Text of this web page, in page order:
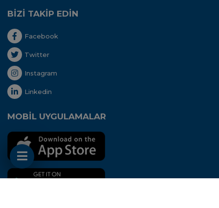
BİZİ TAKİP EDİN
Facebook
Twitter
Instagram
Linkedin
MOBİL UYGULAMALAR